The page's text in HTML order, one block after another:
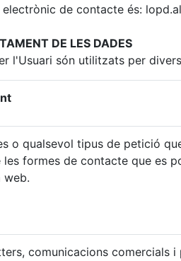
de contacte és:
DE LES DADES
l'Usuari són utilitzats per
o qualsevol tipus de petició
formes de contacte que es
web.
comunicacions comercials i